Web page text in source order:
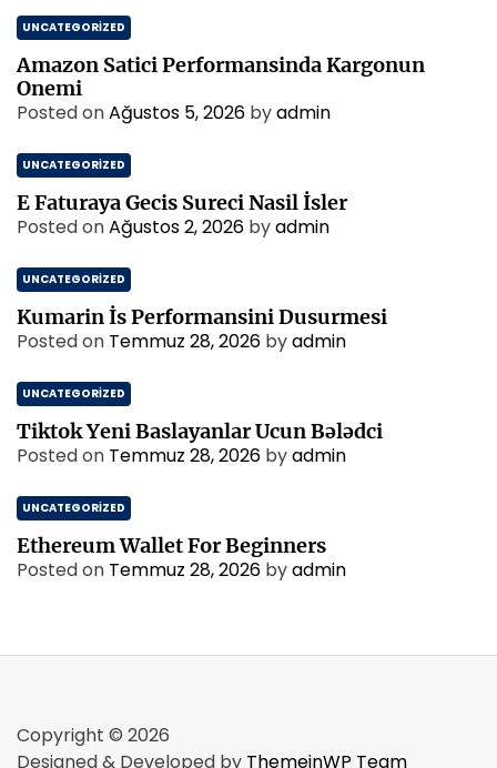
UNCATEGORIZED
Amazon Satici Performansinda Kargonun
Onemi
Posted onAğustos 5, 2026 byadmin
UNCATEGORIZED
E Faturaya Gecis Sureci Nasil İsler
Posted onAğustos 2, 2026 byadmin
UNCATEGORIZED
Kumarin İs Performansini Dusurmesi
Posted on Temmuz 28, 2026 byadmin
UNCATEGORIZED
Tiktok Yeni Baslayanlar Ucun Bələdci
Posted on Temmuz 28, 2026 byadmin
UNCATEGORIZED
Ethereum Wallet For Beginners
Posted on Temmuz 28, 2026 byadmin
Copyright © 2026
Designed & Developed by ThemeinWP Team